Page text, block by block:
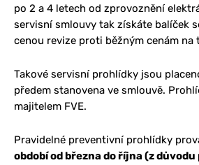
po 2 a 4 letech od zprovoznění
servisní smlouvy tak získáte balíček
cenou revize proti běžným cenám na
Takové servisní prohlídky jsou
předem stanovena ve smlouvě.
majitelem FVE.
Pravidelné preventivní prohlídky
období od března do října (z